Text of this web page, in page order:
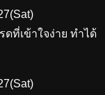
ดที่เข้าใจง่าย ทำได้